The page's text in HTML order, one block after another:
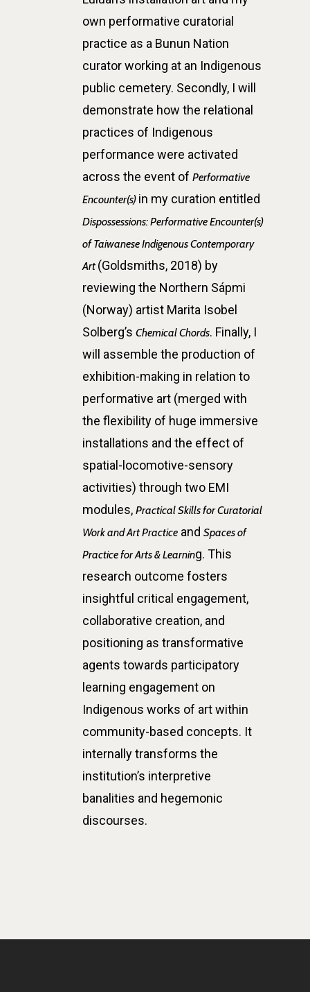
own performative curatorial
practice as a Bunun Nation
curator working at an Indigenous
public cemetery. Secondly, I will
demonstrate how the relational
practices of Indigenous
performance were activated
across the event of Performative
Encounter(s) in my curation entitled
Dispossessions: Performative Encounter(s)
of Taiwanese Indigenous Contemporary
Art (Goldsmiths, 2018) by
reviewing the Northern Sápmi
(Norway) artist Marita Isobel
Solberg’s Chemical Chords. Finally, I
will assemble the production of
exhibition-making in relation to
performative art (merged with
the flexibility of huge immersive
installations and the effect of
spatial-locomotive-sensory
activities) through two EMI
modules, Practical Skills for Curatorial
Work and Art Practice and Spaces of
Practice for Arts & Learning. This
research outcome fosters
insightful critical engagement,
collaborative creation, and
positioning as transformative
agents towards participatory
learning engagement on
Indigenous works of art within
community-based concepts. It
internally transforms the
institution’s interpretive
banalities and hegemonic
discourses.